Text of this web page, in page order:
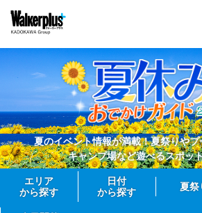
夏のイベント情報が満載！夏祭りや
キャンプ場など遊べるスポッ
エリア
から探す
日付
から探す
夏祭